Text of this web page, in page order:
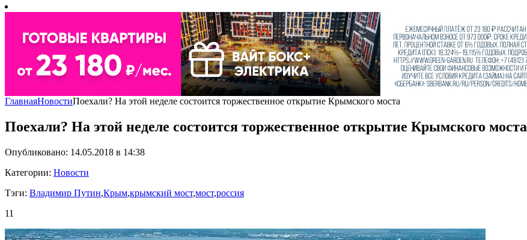
ГлавнаяНовостиПоехали? На этой неделе состоится торжественное открытие Крымского моста
Поехали? На этой неделе состоится торжественное открытие Крымского моста
Опубликовано: 14.05.2018 в 14:38
Категории: Новости
Тэги: Владимир Путин,Крым,крымский мост,мост,россия
11